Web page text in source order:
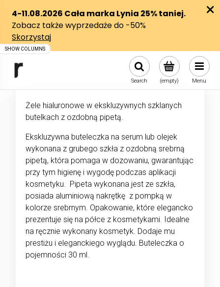
(empty)
Search Menu
Żele hialuronowe w ekskluzywnych szklanych
butelkach z ozdobną pipetą.
Ekskluzywna buteleczka na serum lub olejek
wykonana z grubego szkła z ozdobną srebrną
pipetą, która pomaga w dozowaniu, gwarantując
przy tym higienę i wygodę podczas aplikacji
kosmetyku. Pipeta wykonana jest ze szkła,
posiada aluminiową nakrętkę z pompką w
kolorze srebrnym. Opakowanie, które elegancko
prezentuje się na półce z kosmetykami. Idealne
na ręcznie wykonany kosmetyk. Dodaje mu
prestiżu i eleganckiego wyglądu. Buteleczka o
pojemności 30 ml.